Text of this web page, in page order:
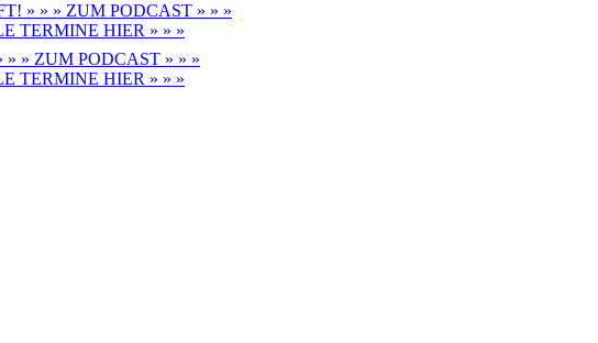
» » » ZUM PODCAST » » »
TERMINE HIER » » »
» » ZUM PODCAST » » »
TERMINE HIER » » »